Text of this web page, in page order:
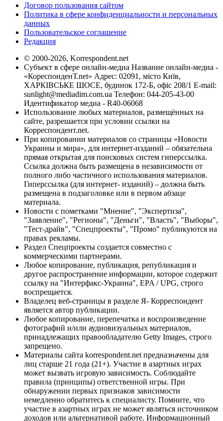
Договор пользования сайтом
Политика в сфере конфиденциальности и персональных
данных
Пользовательское соглашение
Редакция
© 2000-2026, Korrespondent.net
Субъект в сфере онлайн-медиа Название онлайн-медиа -
«КореспонденТ.net» Адрес: 02091, місто Київ,
ХАРКІВСЬКЕ ШОСЕ, будинок 172-Б, офіс 208/1 E-mail:
sunlight@mediadim.com.ua Телефон: 044-205-43-00
Идентификатор медиа - R40-06068
Использование любых материалов, размещённых на
сайте, разрешается при условии ссылки на
Корреспондент.net.
При копировании материалов со страницы «Новости
Украины и мира», для интернет-изданий – обязательна
прямая открытая для поисковых систем гиперссылка.
Ссылка должна быть размещена в независимости от
полного либо частичного использования материалов.
Гиперссылка (для интернет- изданий) – должна быть
размещена в подзаголовке или в первом абзаце
материала.
Новости с пометками "Мнение", "Экспертиза",
"Заявление", "Регионы", "Деньги", "Власть", "Выборы",
"Тест-драйв", "Спецпроекты", "Промо" публикуются на
правах рекламы.
Раздел Спецпроекты создается совместно с
коммерческими партнерами.
Любое копирование, публикация, републикация и
другое распространение информации, которое содержит
ссылку на "Интерфакс-Украина", EPA / UPG, строго
воспрещается.
Владелец веб-страницы в разделе Я- Корреспондент
является автор публикации.
Любое копирование, перепечатка и воспроизведение
фотографий и/или аудиовизуальных материалов,
принадлежащих правообладателю Getty Images, строго
запрещено.
Материалы сайта korrespondent.net предназначены для
лиц старше 21 года (21+). Участие в азартных играх
может вызвать игровую зависимость. Соблюдайте
правила (принципы) ответственной игры. При
обнаружении первых признаков зависимости
немедленно обратитесь к специалисту. Помните, что
участие в азартных играх не может являться источником
доходов или альтернативой работе. Информационный